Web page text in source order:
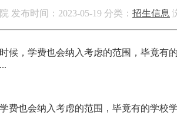
发布时间：2023-05-19 分类： 招生信息
候，学费也会纳入考虑的范围，毕竟有
费也会纳入考虑的范围，毕竟有的学校